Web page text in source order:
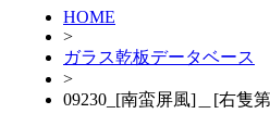
HOME
>
ガラス乾板データベース
>
09230_[南蛮屏風]＿[右隻